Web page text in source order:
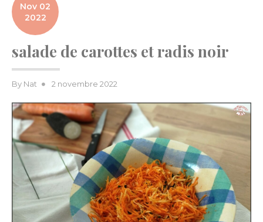
Nov 02
2022
salade de carottes et radis noir
By Nat
Posted
2 novembre 2022